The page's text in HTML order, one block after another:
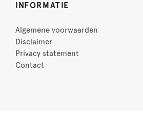
INFORMATIE
Algemene voorwaarden
Disclaimer
Privacy statement
Contact